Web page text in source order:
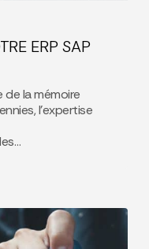
ERP SAP
de la mémoire
l’expertise